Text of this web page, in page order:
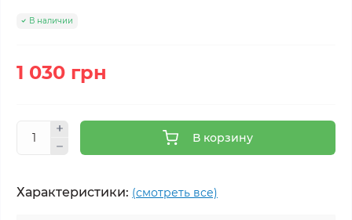
В наличии
1 030 грн
В корзину
Характеристики: (смотреть все)